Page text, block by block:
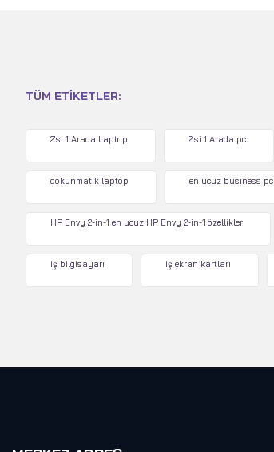
TÜM ETIKETLER:
2'si 1 Arada Laptop 2'si 1 Arada pc
dokunmatik laptop en ucuz business pc
HP Envy 2-in-1 en ucuz HP Envy 2-in-1 özellikler
iş bilgisayarı iş ekran kartları